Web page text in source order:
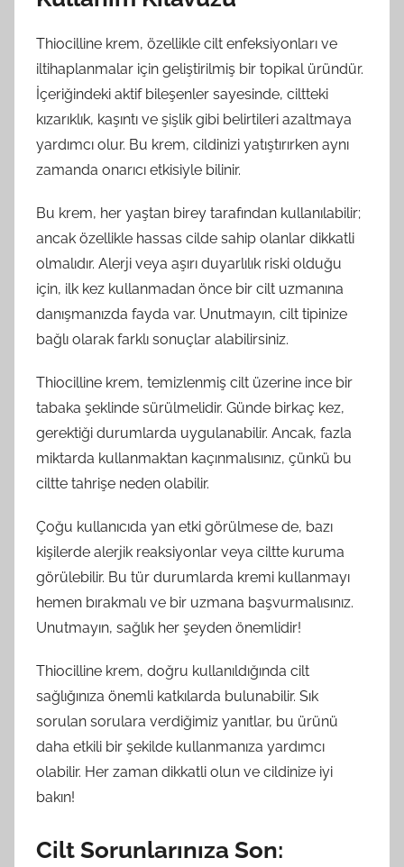
Thiocilline krem, özellikle cilt enfeksiyonları ve
iltihaplanmalar için geliştirilmiş bir topikal üründür.
İçeriğindeki aktif bileşenler sayesinde, ciltteki
kızarıklık, kaşıntı ve şişlik gibi belirtileri azaltmaya
yardımcı olur. Bu krem, cildinizi yatıştırırken aynı
zamanda onarıcı etkisiyle bilinir.
Bu krem, her yaştan birey tarafından kullanılabilir;
ancak özellikle hassas cilde sahip olanlar dikkatli
olmalıdır. Alerji veya aşırı duyarlılık riski olduğu
için, ilk kez kullanmadan önce bir cilt uzmanına
danışmanızda fayda var. Unutmayın, cilt tipinize
bağlı olarak farklı sonuçlar alabilirsiniz.
Thiocilline krem, temizlenmiş cilt üzerine ince bir
tabaka şeklinde sürülmelidir. Günde birkaç kez,
gerektiği durumlarda uygulanabilir. Ancak, fazla
miktarda kullanmaktan kaçınmalısınız, çünkü bu
ciltte tahrişe neden olabilir.
Çoğu kullanıcıda yan etki görülmese de, bazı
kişilerde alerjik reaksiyonlar veya ciltte kuruma
görülebilir. Bu tür durumlarda kremi kullanmayı
hemen bırakmalı ve bir uzmana başvurmalısınız.
Unutmayın, sağlık her şeyden önemlidir!
Thiocilline krem, doğru kullanıldığında cilt
sağlığınıza önemli katkılarda bulunabilir. Sık
sorulan sorulara verdiğimiz yanıtlar, bu ürünü
daha etkili bir şekilde kullanmanıza yardımcı
olabilir. Her zaman dikkatli olun ve cildinize iyi
bakın!
Cilt Sorunlarınıza Son: